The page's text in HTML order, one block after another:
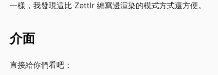
一樣，我發現這比 Zettlr 編寫邊渲染的模式方式還方便。
介面
直接給你們看吧：